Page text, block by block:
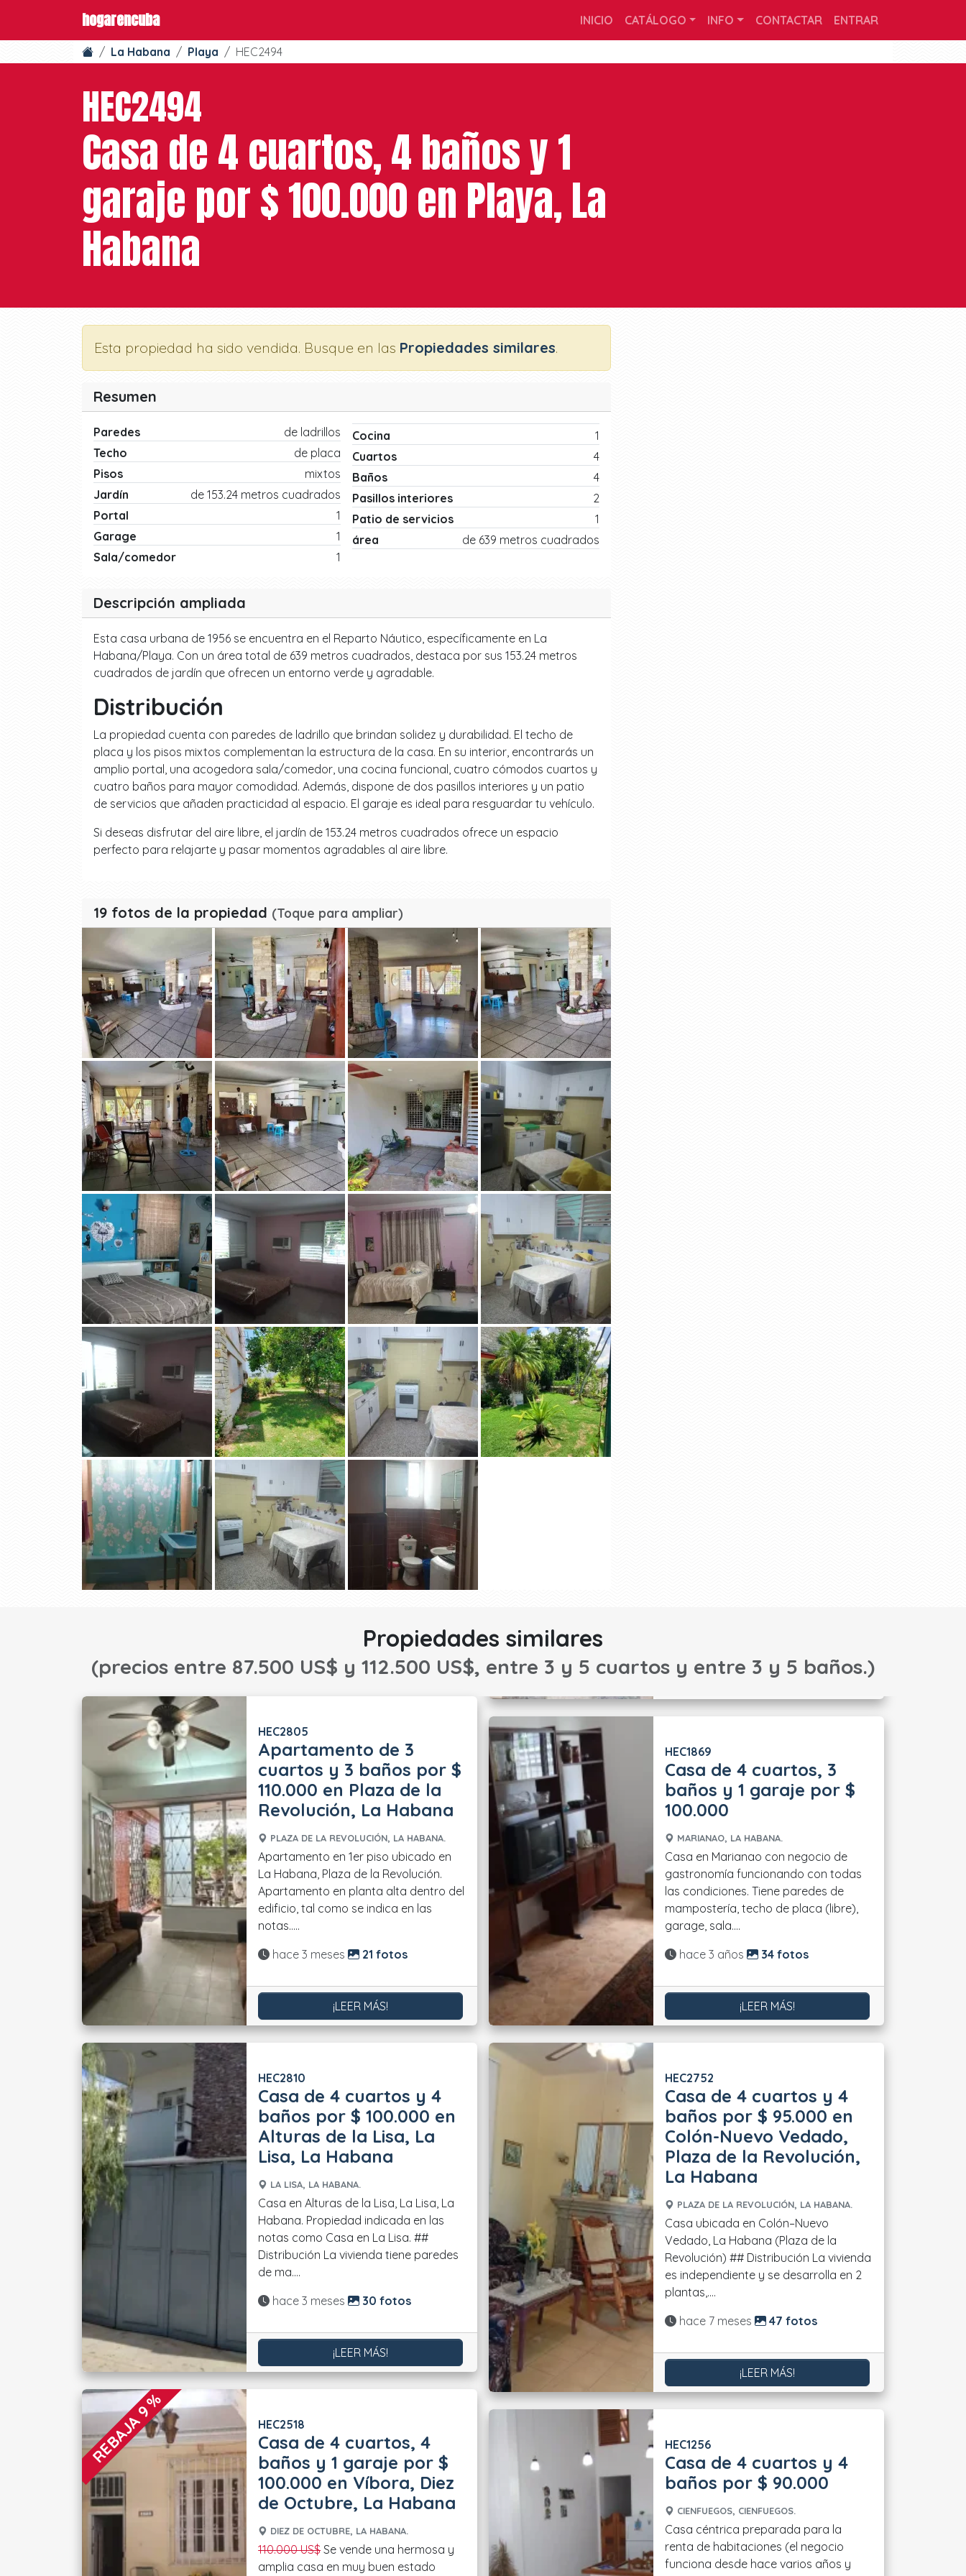
hogarencuba INICIO CATÁLOGO INFO CONTACTAR ENTRAR
La Habana Playa HEC2494
HEC2494
Casa de 4 cuartos, 4 baños y 1
garaje por $ 100.000 en Playa, La
Habana
Esta propiedad ha sido vendida. Busque en las Propiedades similares.
Resumen
Paredes
de ladrillos
Techo
de placa
Pisos
mixtos
Jardín
de 153.24 metros cuadrados
Portal
1
Garage
1
Sala/comedor
1
Cocina
1
Cuartos
4
Baños
4
Pasillos interiores
2
Patio de servicios
1
área
de 639 metros cuadrados
Descripción ampliada
Esta casa urbana de 1956 se encuentra en el Reparto Náutico, específicamente en La
Habana/Playa. Con un área total de 639 metros cuadrados, destaca por sus 153.24 metros
cuadrados de jardín que ofrecen un entorno verde y agradable.
Distribución
La propiedad cuenta con paredes de ladrillo que brindan solidez y durabilidad. El techo de
placa y los pisos mixtos complementan la estructura de la casa. En su interior, encontrarás un
amplio portal, una acogedora sala/comedor, una cocina funcional, cuatro cómodos cuartos y
cuatro baños para mayor comodidad. Además, dispone de dos pasillos interiores y un patio
de servicios que añaden practicidad al espacio. El garaje es ideal para resguardar tu vehículo.
Si deseas disfrutar del aire libre, el jardín de 153.24 metros cuadrados ofrece un espacio
perfecto para relajarte y pasar momentos agradables al aire libre.
19 fotos de la propiedad (Toque para ampliar)
Propiedades similares
(precios entre 87.500 US$ y 112.500 US$, entre 3 y 5 cuartos y entre 3 y 5 baños.)
HEC2805
Apartamento de 3
cuartos y 3 baños por $
110.000 en Plaza de la
Revolución, La Habana
PLAZA DE LA REVOLUCIÓN, LA HABANA.
Apartamento en 1er piso ubicado en
La Habana, Plaza de la Revolución.
Apartamento en planta alta dentro del
edificio, tal como se indica en las
notas.....
Actualizado:
hace 3 meses 21 fotos
¡LEER MÁS!
HEC2810
Casa de 4 cuartos y 4
baños por $ 100.000 en
Alturas de la Lisa, La
Lisa, La Habana
LA LISA, LA HABANA.
Casa en Alturas de la Lisa, La Lisa, La
Habana. Propiedad indicada en las
notas como Casa en La Lisa. ##
Distribución La vivienda tiene paredes
de ma....
Actualizado:
hace 3 meses 30 fotos
¡LEER MÁS!
REBAJA 9 % HEC2518
Casa de 4 cuartos, 4
baños y 1 garaje por $
100.000 en Víbora, Diez
de Octubre, La Habana
DIEZ DE OCTUBRE, LA HABANA.
110.000 US$Se vende una hermosa y
amplia casa en muy buen estado
HEC1869
Casa de 4 cuartos, 3
baños y 1 garaje por $
100.000
MARIANAO, LA HABANA.
Casa en Marianao con negocio de
gastronomía funcionando con todas
las condiciones. Tiene paredes de
mampostería, techo de placa (libre),
garage, sala....
Actualizado:
hace 3 años 34 fotos
¡LEER MÁS!
HEC2752
Casa de 4 cuartos y 4
baños por $ 95.000 en
Colón-Nuevo Vedado,
Plaza de la Revolución,
La Habana
PLAZA DE LA REVOLUCIÓN, LA HABANA.
Casa ubicada en Colón–Nuevo
Vedado, La Habana (Plaza de la
Revolución) ## Distribución La vivienda
es independiente y se desarrolla en 2
plantas,....
Actualizado:
hace 7 meses 47 fotos
¡LEER MÁS!
HEC1256
Casa de 4 cuartos y 4
baños por $ 90.000
CIENFUEGOS, CIENFUEGOS.
Casa céntrica preparada para la
renta de habitaciones (el negocio
funciona desde hace varios años y